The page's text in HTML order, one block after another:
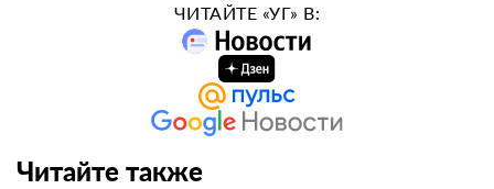
ЧИТАЙТЕ «УГ» В:
Читайте также